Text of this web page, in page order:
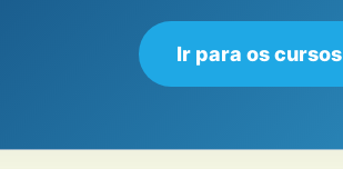
Ir para os cursos